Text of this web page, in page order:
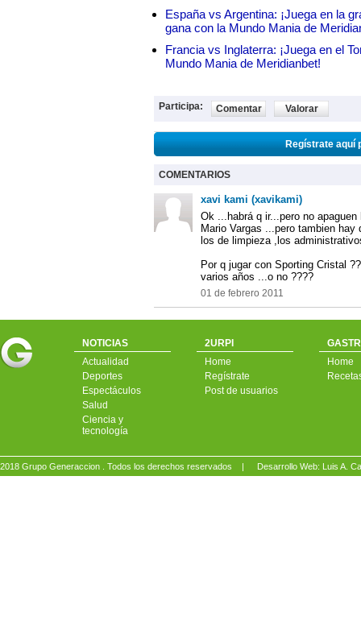
España vs Argentina: ¡Juega en la
gana con la Mundo Mania de
Francia vs Inglaterra: ¡Juega en el
Mundo Mania de Meridianbet!
Participa: Comentar Valorar
Regístrate aquí
COMENTARIOS
xavi kami (xavikami)
Ok ...habrá q ir...pero no
Mario Vargas ...pero tambien
los de limpieza ,los
Por q jugar con Sporting Cristal
varios años ...o no ????
01 de febrero 2011
NOTICIAS
Actualidad
Deportes
Espectáculos
Salud
Ciencia y
tecnología
2URPI
Home
Regístrate
Post de usuarios
Home
2018 Grupo Generaccion . Todos los derechos reservados | Desarrollo Web: Luis